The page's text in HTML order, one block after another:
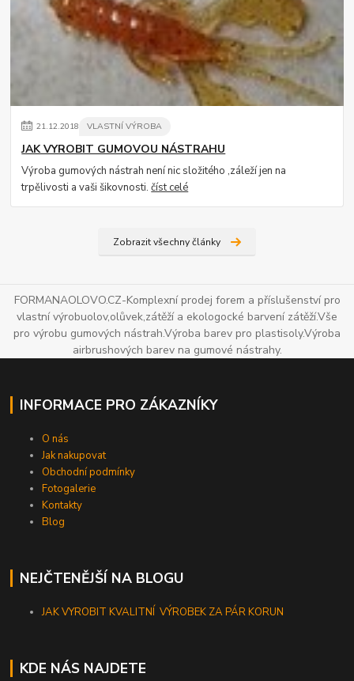
21.12.2018 VLASTNÍ VÝROBA
JAK VYROBIT GUMOVOU NÁSTRAHU
Výroba gumových nástrah není nic složitého ,záleží jen na
trpělivosti a vaši šikovnosti.číst celé
Zobrazit všechny články
FORMANAOLOVO.CZ-Komplexní prodej forem a příslušenství pro
vlastní výrobuolov,olůvek,zátěží a ekologocké barvení zátěží.Vše
pro výrobu gumových nástrah.Výroba barev pro plastisoly.Výroba
airbrushových barev na gumové nástrahy.
INFORMACE PRO ZÁKAZNÍKY
O nás
Jak nakupovat
Obchodní podmínky
Fotogalerie
Kontakty
Blog
NEJČTENĚJŠÍ NA BLOGU
JAK VYROBIT KVALITNÍ VÝROBEK ZA PÁR KORUN
KDE NÁS NAJDETE